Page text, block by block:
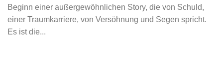
Beginn einer außergewöhnlichen Story, die von Schuld,
einer Traumkarriere, von Versöhnung und Segen spricht.
Es ist die...